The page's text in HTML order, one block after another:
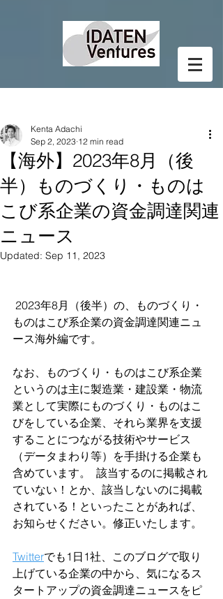
【海外】2023年8月（後
半）ものづくり・ものは
こび系企業の資金調達関連
ニュース
Kenta Adachi
Sep 2, 2023 12 min read
Updated: Sep 11, 2023
ものはこび系企業の資金調達関連ニュ
ース海外編です。
なお、ものづくり・ものはこび系企業
というのは主に製造業・建設業・物流
業として実際にものづくり・ものはこ
びをしている企業、それら業界を支援
することにつながる技術やサービス
（データまわり等）を手掛ける企業も
含めています。  該当するのに掲載され
ていない！とか、該当しないのに掲載
されている！といったことがあれば、
お知らせください。修正いたします。
Twitterでも1日1社、このブログで取り
上げている企業の中から、気になるス
タートアップの資金調達ニュースをピ